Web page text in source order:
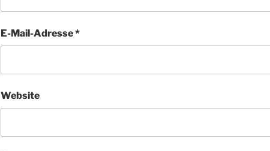
E-Mail-Adresse*
Website